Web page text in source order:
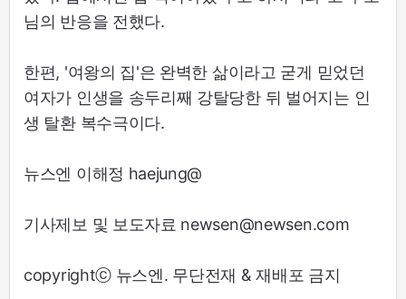
님의 반응을 전했다.
한편, '여왕의 집'은 완벽한 삶이라고 굳게 믿었던
여자가 인생을 송두리째 강탈당한 뒤 벌어지는 인
생 탈환 복수극이다.
뉴스엔 이해정 haejung@
기사제보 및 보도자료 newsen@newsen.com
copyrightⓒ 뉴스엔. 무단전재 & 재배포 금지